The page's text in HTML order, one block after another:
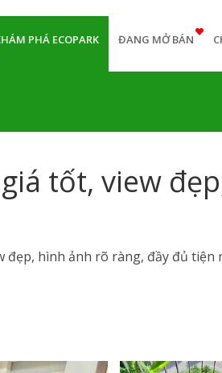
PHÁ ECOPARK ĐANG MỞ BÁN
tốt, view
đẹp, hình ảnh rõ ràng, đầy đủ